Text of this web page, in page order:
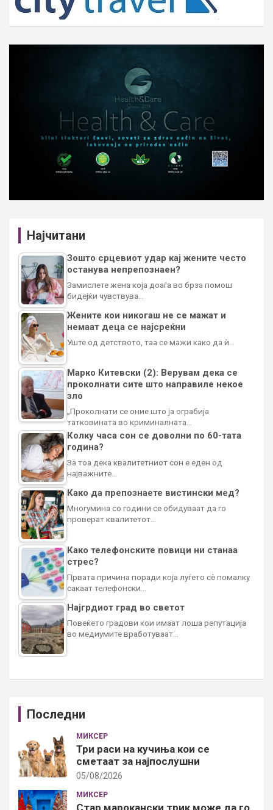
Најчитани
Зошто срцевиот удар кај жените често
останува непрепознаен?
Замислете жена која доаѓа во брза помош
бидејќи чувствува…
Жените кои никогаш не се мажат и
немаат деца се најсреќни
Уште од детството, таа се мажи како да ѝ…
Марко Китевски (2): Верувам дека се
проколнати сите што направиле некое
зло
„Проколнати се оние што ја ограбија
татковината во криминалната…
Колку часа сон се доволни по 60-тата
година?
За тоа дека квалитетниот сон е еден од
најважните…
Како да препознаете вистински мед?
Многумина со години се обидуваат да го
проверат квалитетот…
Како телефонските повици ни станаа
стрес?
Првата причина поради која луѓето сè помалку
сакаат телефонски…
Најгрдиот град во светот
Повеќето градови кои имаат лоша репутација
во медиумите вработуваат…
Последни
МИКСЕР
Три раси на кучиња кои се
сметаат за најпослушни
05/08/2026
МИКСЕР
Стар марокански трик може да го